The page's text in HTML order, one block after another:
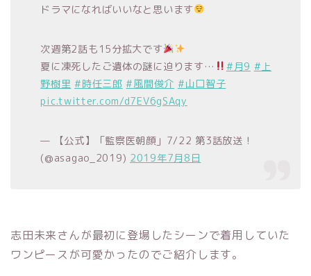
ドラマになればいいなと思います
次週第2話も15分拡大です
夏に凍死したご遺体の謎に迫ります…
#月9 #上
野樹里 #時任三郎 #風間俊介 #山口智子
pic.twitter.com/d7EV6gSAqy
— 【公式】「監察医朝顔」7/22 第3話放送！
(@asagao_2019) 2019年7月8日
志田未来さんが最初に登場したシーンで着用していた
ワンピースが可愛かったのでご紹介します。